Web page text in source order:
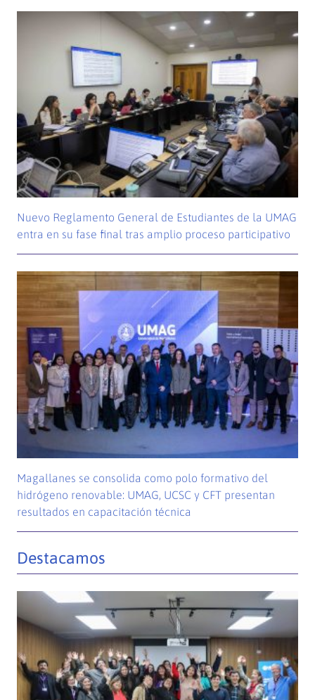
Nuevo Reglamento General de Estudiantes de la UMAG
entra en su fase final tras amplio proceso participativo
Magallanes se consolida como polo formativo del
hidrógeno renovable: UMAG, UCSC y CFT presentan
resultados en capacitación técnica
Destacamos